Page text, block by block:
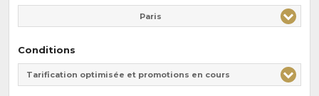
Paris
Conditions
Tarification optimisée et promotions en cours